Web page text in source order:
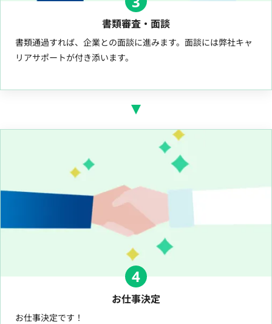
書類審査・面談
書類通過すれば、企業との面談に進みます。面談には弊社キャ
リアサポートが付き添います。
4
お仕事決定
お仕事決定です！